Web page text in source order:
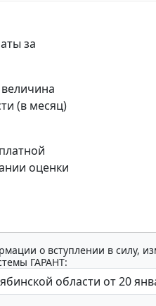
за
(в месяц)
оценки
о вступлении в силу,
ГАРАНТ: